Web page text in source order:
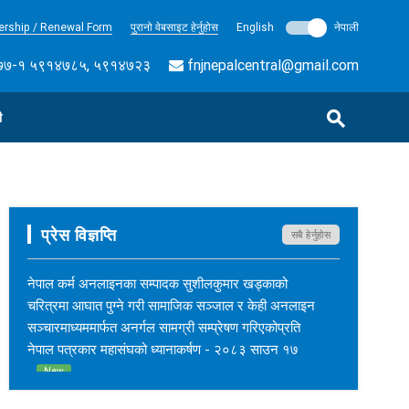
/ Renewal Form पुरानो वेबसाइट हेर्नुहोस English नेपाली
१ ५९१४७८५, ५९१४७२३ fnjnepalcentral@gmail.com
प्रेस विज्ञप्ति सबै हेर्नुहोस
नेपाल कर्म अनलाइनका सम्पादक सुशीलकुमार खड्काको
चरित्रमा आघात पुग्ने गरी सामाजिक सञ्जाल र केही अनलाइन
सञ्चारमाध्यममार्फत अनर्गल सामग्री सम्प्रेषण गरिएकोप्रति
नेपाल पत्रकार महासंघको ध्यानाकर्षण - २०८३ साउन १७
New